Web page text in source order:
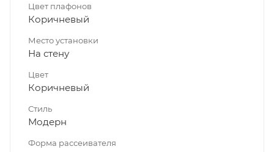
Цвет плафонов
Коричневый
Место установки
На стену
Цвет
Коричневый
Стиль
Модерн
Форма рассеивателя